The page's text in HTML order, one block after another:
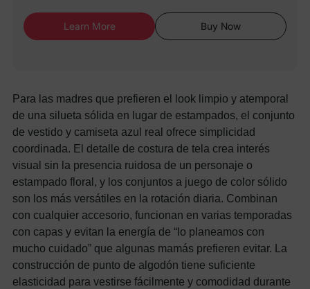
Learn More Buy Now
Para las madres que prefieren el look limpio y atemporal
de una silueta sólida en lugar de estampados, el conjunto
de vestido y camiseta azul real ofrece simplicidad
coordinada. El detalle de costura de tela crea interés
visual sin la presencia ruidosa de un personaje o
estampado floral, y los conjuntos a juego de color sólido
son los más versátiles en la rotación diaria. Combinan
con cualquier accesorio, funcionan en varias temporadas
con capas y evitan la energía de “lo planeamos con
mucho cuidado” que algunas mamás prefieren evitar. La
construcción de punto de algodón tiene suficiente
elasticidad para vestirse fácilmente y comodidad durante